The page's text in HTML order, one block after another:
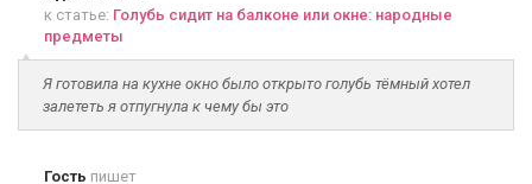
к статье: Голубь сидит на балконе или окне: народные
предметы
Я готовила на кухне окно было открыто голубь тёмный хотел
залететь я отпугнула к чему бы это
Гость пишет